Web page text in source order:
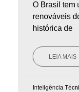
O Brasil tem
renováveis
histórica de
LEIA MAIS
Inteligência